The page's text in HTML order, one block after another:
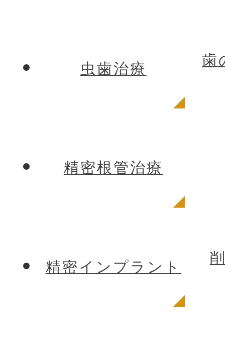
虫歯治療
歯
精密根管治療
精密インプラント